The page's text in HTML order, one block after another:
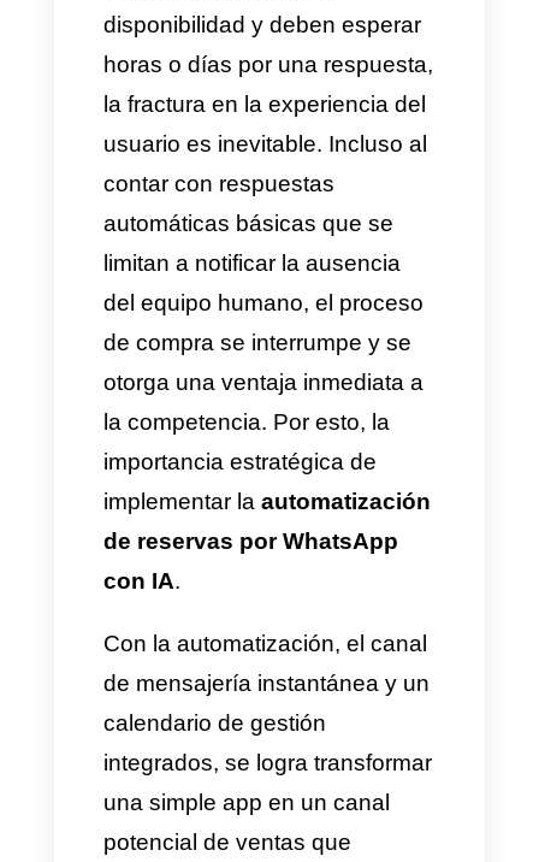
Para cualquier empresa que
brinde servicios, una hora vacía
en el calendario representa una
pérdida financiera directa. Si los
clientes preguntan por
disponibilidad y deben esperar
horas o días por una respuesta,
la fractura en la experiencia del
usuario es inevitable. Incluso al
contar con respuestas
automáticas básicas que se
limitan a notificar la ausencia
del equipo humano, el proceso
de compra se interrumpe y se
otorga una ventaja inmediata a